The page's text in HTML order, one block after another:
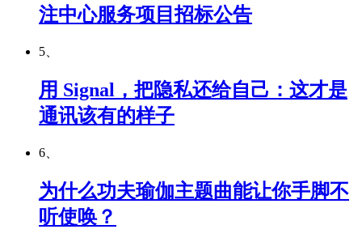
注中心服务项目招标公告
5、
用 Signal，把隐私还给自己：这才是
通讯该有的样子
6、
为什么功夫瑜伽主题曲能让你手脚不
听使唤？